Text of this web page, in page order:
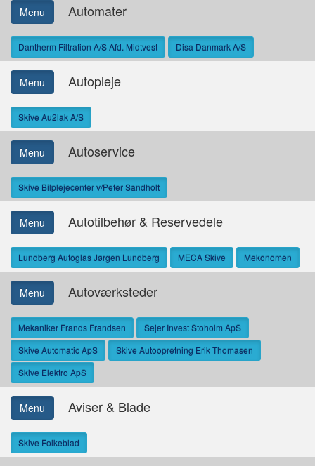
Menu Automater
Dantherm Filtration A/S Afd. Midtvest Disa Danmark A/S
Menu Autopleje
Skive Au2lak A/S
Menu Autoservice
Skive Bilplejecenter v/Peter Sandholt
Menu Autotilbehør & Reservedele
Lundberg Autoglas Jørgen Lundberg MECA Skive Mekonomen
Menu Autoværksteder
Mekaniker Frands Frandsen
Sejer Invest Stoholm ApS
Skive Automatic ApS
Skive Autoopretning Erik Thomasen
Skive Elektro ApS
Menu Aviser & Blade
Skive Folkeblad